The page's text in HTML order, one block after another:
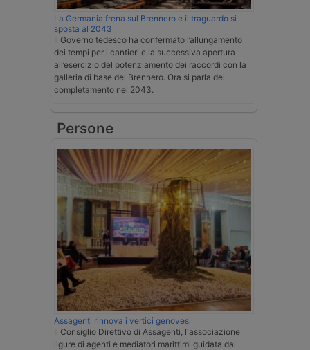
La Germania frena sul Brennero e il traguardo si
sposta al 2043
Il Governo tedesco ha confermato l’allungamento
dei tempi per i cantieri e la successiva apertura
all’esercizio del potenziamento dei raccordi con la
galleria di base del Brennero. Ora si parla del
completamento nel 2043.
Persone
Assagenti rinnova i vertici genovesi
Il Consiglio Direttivo di Assagenti, l'associazione
ligure di agenti e mediatori marittimi guidata dal